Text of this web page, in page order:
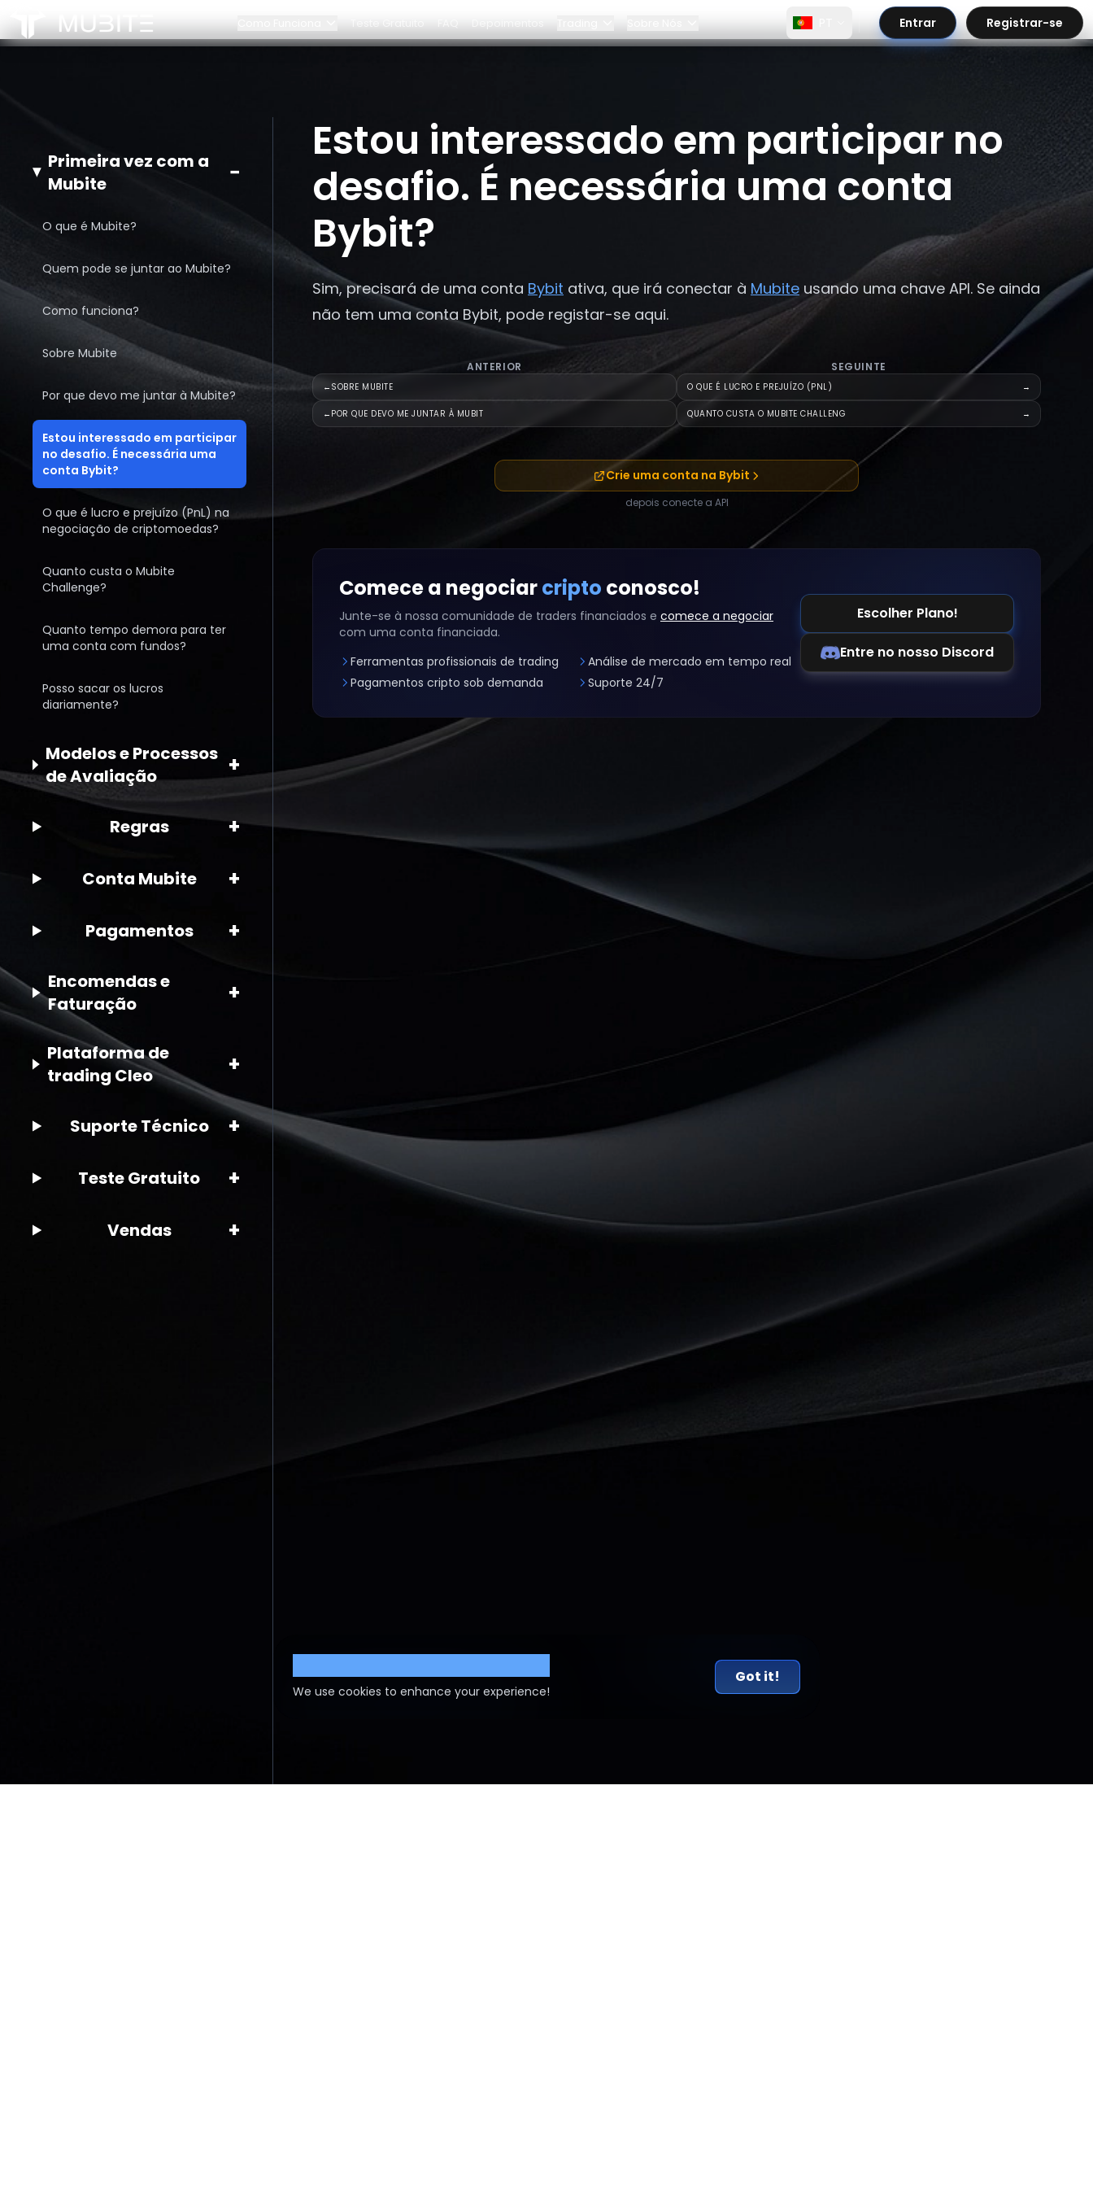
Escalonamento de Conta
Teste Gratuito FAQ Depoimentos
Painel
Por que Bybit?
Parcerias Parcerias
Entrar Registrar-se
/
Estou interessado em participar no desafio. É necessária uma conta Bybit?
Primeira vez com a
Mubite
−
O que é Mubite?
Quem pode se juntar ao Mubite?
Como funciona?
Sobre Mubite
Por que devo me juntar à Mubite?
Estou interessado em participar
no desafio. É necessária uma
conta Bybit?
O que é lucro e prejuízo (PnL) na
negociação de criptomoedas?
Quanto custa o Mubite
Challenge?
Quanto tempo demora para ter
uma conta com fundos?
Posso sacar os lucros
diariamente?
Modelos e Processos
de Avaliação
+
Regras +
Conta Mubite +
Pagamentos +
Encomendas e
Faturação
+
Plataforma de
trading Cleo
+
Suporte Técnico +
Teste Gratuito +
Vendas +
Estou interessado em participar no
desafio. É necessária uma conta
Bybit?
Sim, precisará de uma conta Bybit ativa, que irá conectar à Mubite usando uma chave API. Se ainda
não tem uma conta Bybit, pode registar-se aqui.
ANTERIOR
← SOBRE MUBITE
← POR QUE DEVO ME JUNTAR À MUBIT
SEGUINTE
O QUE É LUCRO E PREJUÍZO (PNL) →
QUANTO CUSTA O MUBITE CHALLENG →
Crie uma conta na Bybit
depois conecte a API
Comece a negociarcripto conosco!
Junte-se à nossa comunidade de traders financiados e comece a negociar
com uma conta financiada.
Ferramentas profissionais de trading
Análise de mercado em tempo real
Pagamentos cripto sob demanda
Suporte 24/7
Escolher Plano!
Entre no nosso Discord
We use cookies to enhance your experience!
Got it!